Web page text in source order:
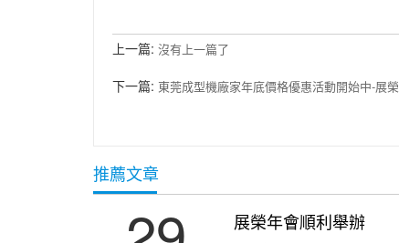
上一篇: 沒有上一篇了
下一篇: 東莞成型機廠家年底價格優惠活動開始中-展榮
推薦文章
展榮年會順利舉辦